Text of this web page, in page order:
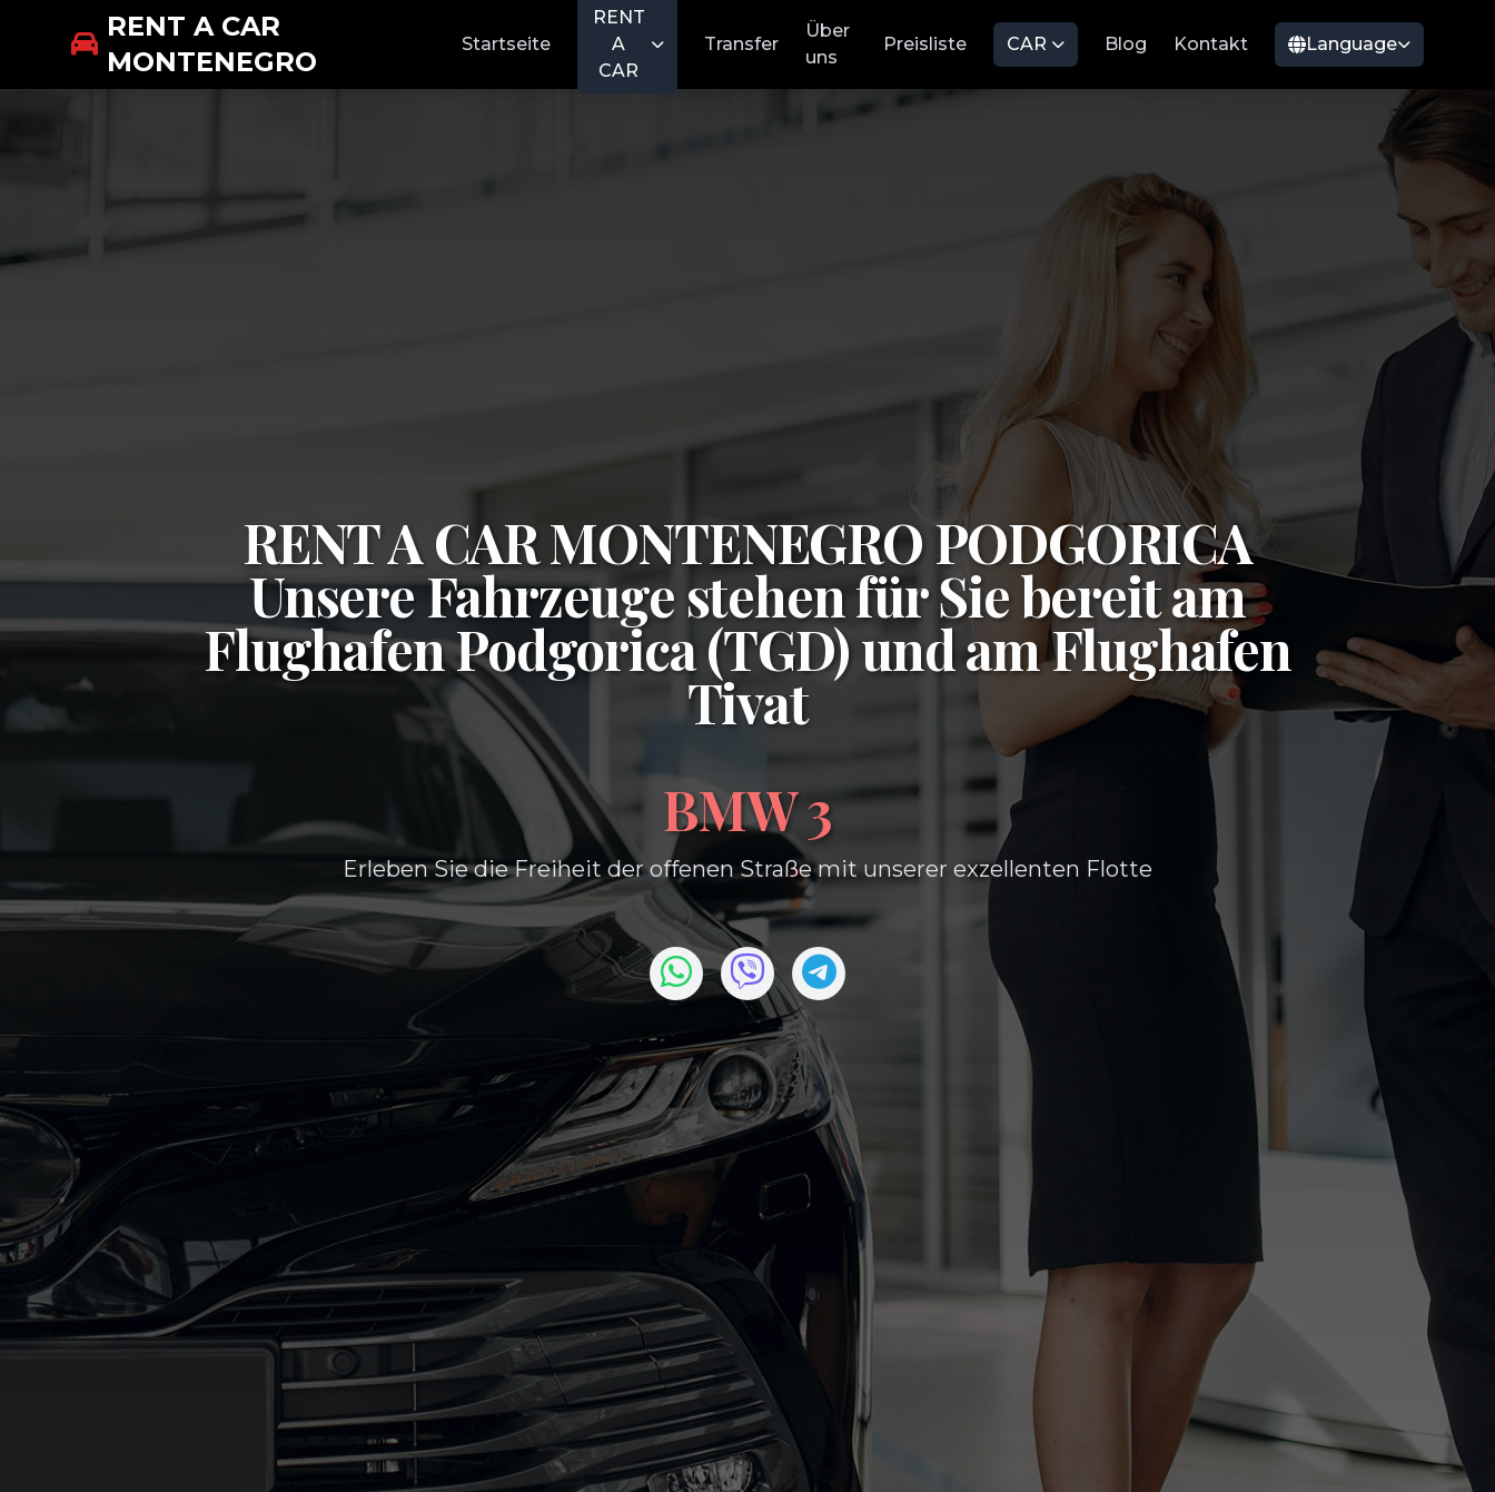
RENT A CAR
MONTENEGRO
Startseite
RENT
A
CAR
Transfer
Über
uns
Preisliste CAR Blog Kontakt Language
RENT A CAR MONTENEGRO PODGORICA
Unsere Fahrzeuge stehen für Sie bereit am
Flughafen Podgorica (TGD)und amFlughafen
Tivat
BMW 3
Erleben Sie die Freiheit der offenen Straße mit unserer exzellenten Flotte